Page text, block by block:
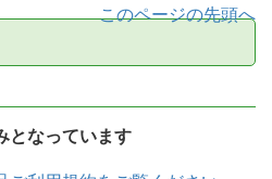
このページの先頭へ
となっています